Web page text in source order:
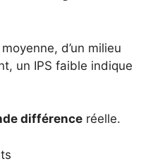
d’un milieu
un IPS faible indique
différence réelle.